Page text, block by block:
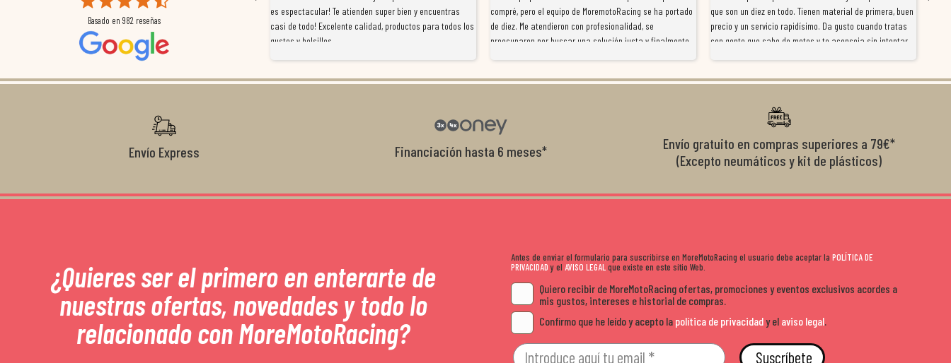
Basado en 982 reseñas
retraso en el pedido y desde el minuto uno se
preocuparon por ayudarnos en todo. Gracias a Sergio,
magnífico gestor... atento, amable, un servicio de 10.
Gracias de nuevo por todo!
es espectacular! Te atienden super bien y encuentras
casi de todo! Excelente calidad, productos para todos los
gustos y bolsillos
compré, pero el equipo de MoremotoRacing se ha portado
de diez. Me atendieron con profesionalidad, se
preocuparon por buscar una solución justa y finalmente
con el cliente, y me ofrecieron unas condiciones de
que son un diez en todo. Tienen material de primera, buen
precio y un servicio rapidísimo. Da gusto cuando tratas
con gente que sabe de motos y te aconseja sin intentar
el cliente y que disfrutan lo que hacen. Si te gusta la
sitio. Calidad, rapidez y buen rollo. ??️
años
Envío Express Financiación hasta 6 meses*
Envío gratuito en compras superiores a 79€*
(Excepto neumáticos y kit de plásticos)
¿Quieres ser el primero en enterarte de
nuestras ofertas, novedades y todo lo
relacionado con MoreMotoRacing?
Antes de enviar el formulario para suscribirse en MoreMotoRacing el usuario debe aceptar la POLÍTICA DE
PRIVACIDADy el AVISO LEGALque existe en este sitio Web.
Quiero recibir de MoreMotoRacing ofertas, promociones y eventos exclusivos acordes a
mis gustos, intereses e historial de compras.
Confirmo que he leído y acepto la política de privacidady el aviso legal
Suscríbete